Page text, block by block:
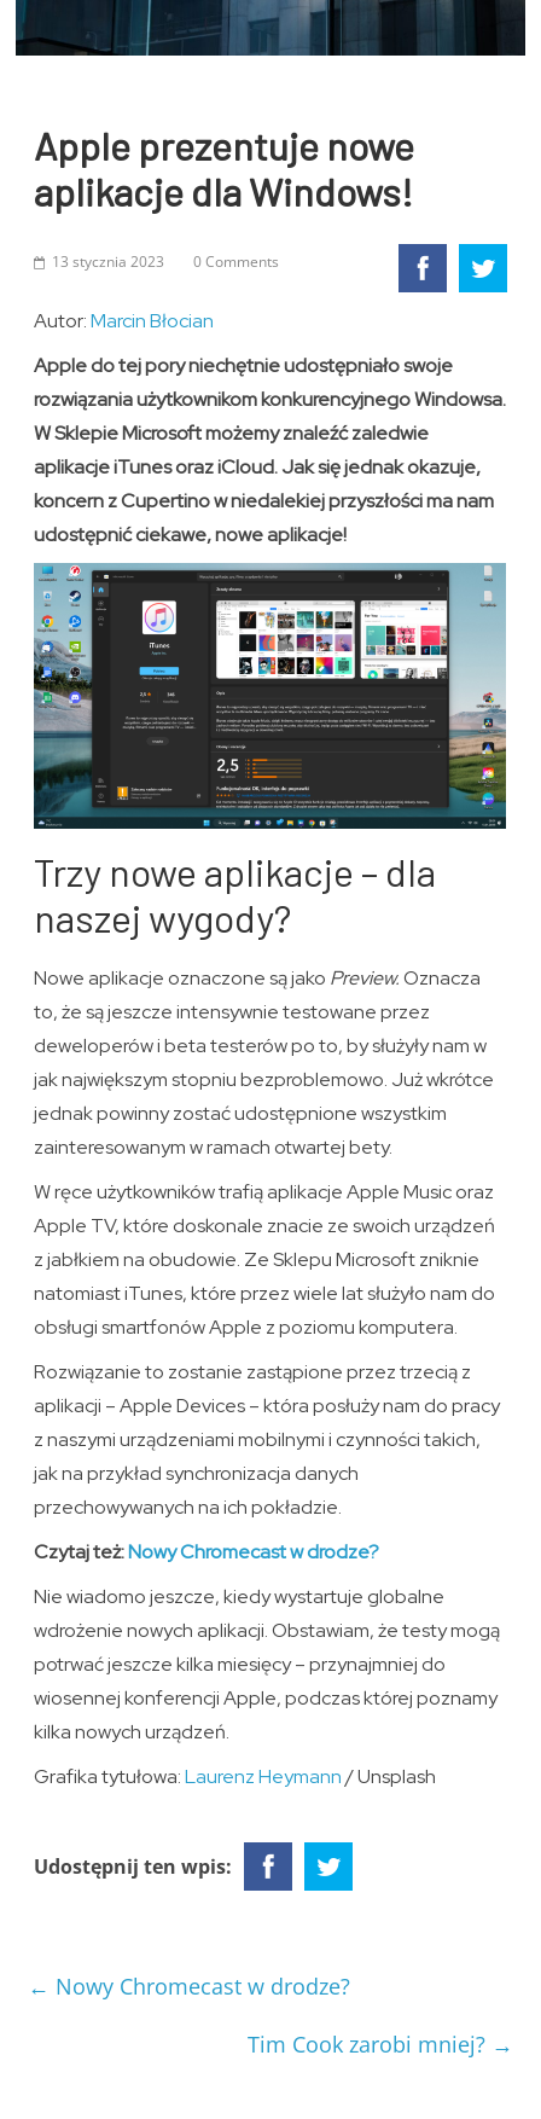
Apple prezentuje nowe
aplikacje dla Windows!
13 stycznia 2023 0 Comments
Autor:Marcin Błocian
Apple do tej pory niechętnie udostępniało swoje
rozwiązania użytkownikom konkurencyjnego Windowsa.
W Sklepie Microsoft możemy znaleźć zaledwie
aplikacje iTunes oraz iCloud. Jak się jednak okazuje,
koncern z Cupertino w niedalekiej przyszłości ma nam
udostępnić ciekawe, nowe aplikacje!
Trzy nowe aplikacje – dla
naszej wygody?
Nowe aplikacje oznaczone są jako Preview.Oznacza
to, że są jeszcze intensywnie testowane przez
deweloperów i beta testerów po to, by służyły nam w
jak największym stopniu bezproblemowo. Już wkrótce
jednak powinny zostać udostępnione wszystkim
zainteresowanym w ramach otwartej bety.
W ręce użytkowników trafią aplikacje Apple Music oraz
Apple TV, które doskonale znacie ze swoich urządzeń
z jabłkiem na obudowie. Ze Sklepu Microsoft zniknie
natomiast iTunes, które przez wiele lat służyło nam do
obsługi smartfonów Apple z poziomu komputera.
Rozwiązanie to zostanie zastąpione przez trzecią z
aplikacji – Apple Devices – która posłuży nam do pracy
z naszymi urządzeniami mobilnymi i czynności takich,
jak na przykład synchronizacja danych
przechowywanych na ich pokładzie.
Czytaj też:Nowy Chromecast w drodze?
Nie wiadomo jeszcze, kiedy wystartuje globalne
wdrożenie nowych aplikacji. Obstawiam, że testy mogą
potrwać jeszcze kilka miesięcy – przynajmniej do
wiosennej konferencji Apple, podczas której poznamy
kilka nowych urządzeń.
Grafika tytułowa:Laurenz Heymann/ Unsplash
Udostępnij ten wpis:
← Nowy Chromecast w drodze?
Tim Cook zarobi mniej? →